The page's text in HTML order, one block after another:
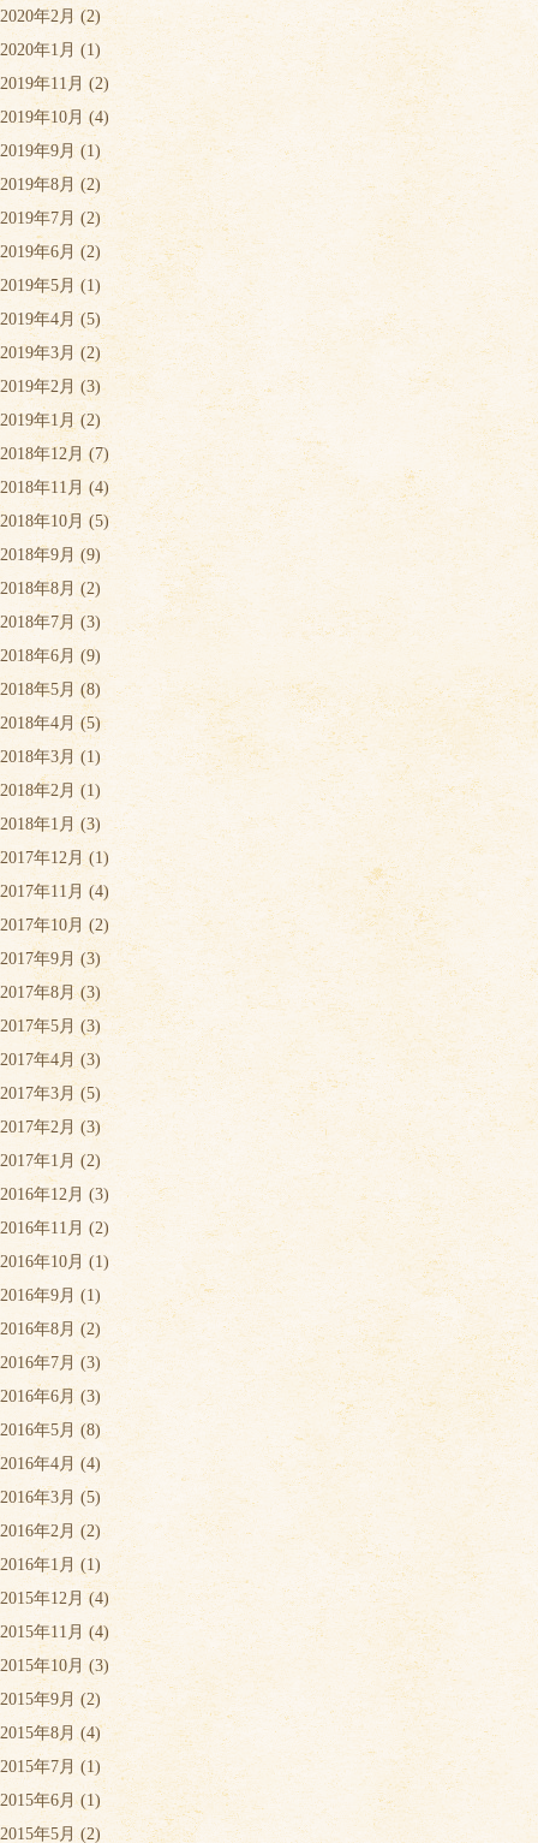
2020年2月 (2)
2020年1月 (1)
2019年11月 (2)
2019年10月 (4)
2019年9月(1)
2019年8月 (2)
2019年7月 (2)
2019年6月 (2)
2019年5月 (1)
2019年4月(5)
2019年3月 (2)
2019年2月 (3)
2019年1月(2)
2018年12月 (7)
2018年11月 (4)
2018年10月 (5)
2018年9月 (9)
2018年8月 (2)
2018年7月 (3)
2018年6月 (9)
2018年5月 (8)
2018年4月 (5)
2018年3月 (1)
2018年2月 (1)
2018年1月 (3)
2017年12月 (1)
2017年11月 (4)
2017年10月 (2)
2017年9月 (3)
2017年8月(3)
2017年5月 (3)
2017年4月(3)
2017年3月 (5)
2017年2月 (3)
2017年1月 (2)
2016年12月 (3)
2016年11月 (2)
2016年10月 (1)
2016年9月 (1)
2016年8月 (2)
2016年7月 (3)
2016年6月(3)
2016年5月 (8)
2016年4月 (4)
2016年3月 (5)
2016年2月 (2)
2016年1月 (1)
2015年12月 (4)
2015年11月 (4)
2015年10月 (3)
2015年9月(2)
2015年8月 (4)
2015年7月 (1)
2015年6月(1)
2015年5月 (2)